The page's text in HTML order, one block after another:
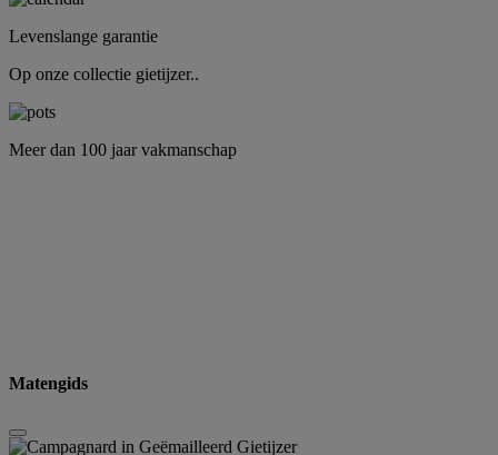
Levenslange garantie
Op onze collectie gietijzer..
Meer dan 100 jaar vakmanschap
Matengids